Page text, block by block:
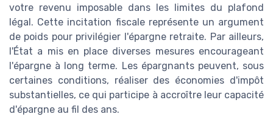
votre revenu imposable dans les limites du plafond
légal. Cette incitation fiscale représente un argument
de poids pour privilégier l'épargne retraite. Par ailleurs,
l'État a mis en place diverses mesures encourageant
l'épargne à long terme. Les épargnants peuvent, sous
certaines conditions, réaliser des économies d'impôt
substantielles, ce qui participe à accroître leur capacité
d'épargne au fil des ans.